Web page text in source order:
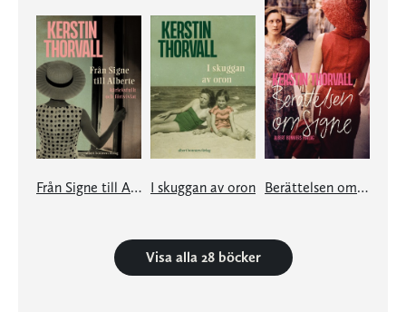
Från Signe till Alberte – kärleksfullt och förtvivlat I skuggan av oron Berättelsen om Signe
Visa alla 28 böcker